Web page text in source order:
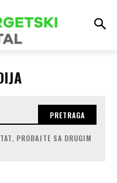
PRETRAGA
PROBAJTE SA DRUGIM